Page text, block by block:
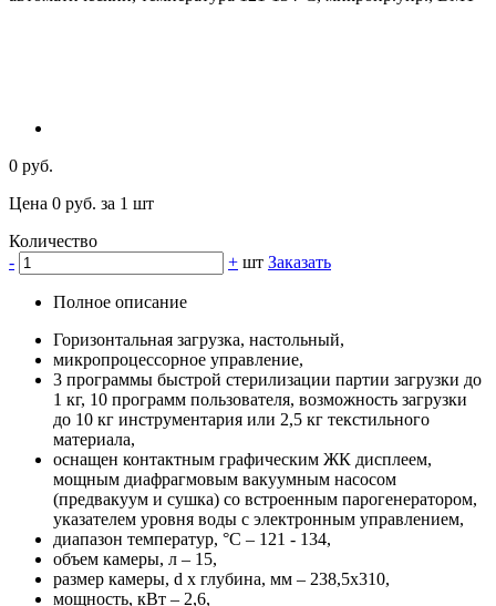
0 руб.
Цена 0 руб. за 1 шт
Количество
-
+ шт Заказать
Полное описание
Горизонтальная загрузка, настольный,
микропроцессорное управление,
3 программы быстрой стерилизации партии загрузки до
1 кг, 10 программ пользователя, возможность загрузки
до 10 кг инструментария или 2,5 кг текстильного
материала,
оснащен контактным графическим ЖК дисплеем,
мощным диафрагмовым вакуумным насосом
(предвакуум и сушка) со встроенным парогенератором,
указателем уровня воды с электронным управлением,
диапазон температур, °C – 121 - 134,
объем камеры, л – 15,
размер камеры, d х глубина, мм – 238,5х310,
мощность, кВт – 2,6,